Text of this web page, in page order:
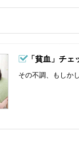
「貧血」チェ
その不調、もしか